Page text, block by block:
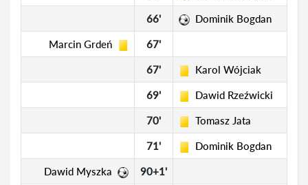
66' Dominik Bogdan
Marcin Grdeń 67'
67' Karol Wójciak
69' Dawid Rzeźwicki
70' Tomasz Jata
71' Dominik Bogdan
Dawid Myszka 90+1'